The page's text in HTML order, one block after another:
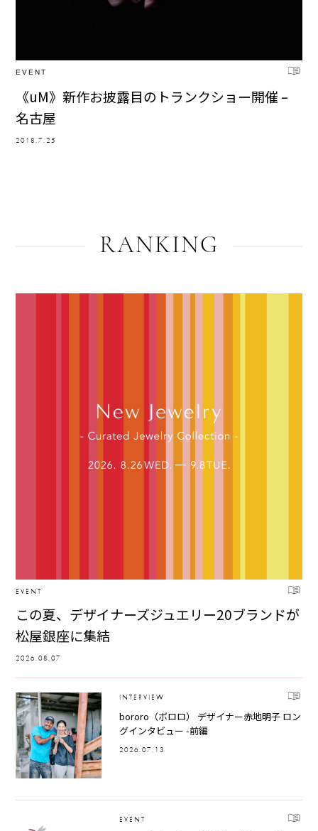
EVENT
《uM》新作お披露目のトランクショー開催 –
名古屋
2018.7.25
RANKING
EVENT
この夏、デザイナーズジュエリー20ブランドが
松屋銀座に集結
2026.08.07
INTERVIEW
bororo（ボロロ） デザイナー赤地明子 ロン
グインタビュー -前編
2026.07.13
EVENT